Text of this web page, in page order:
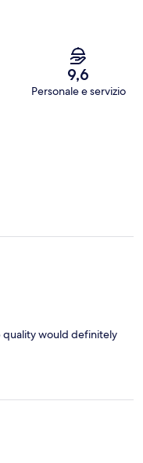
9,6
Personale e servizio
quality would definitely